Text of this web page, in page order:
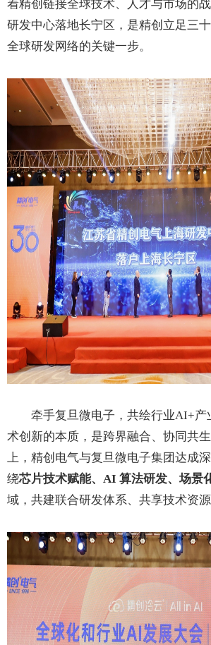
着精创链接全球技术、人才与市场的
研发中心落地长宁区，是精创立足三
全球研发网络的关键一步。
牵手复旦微电子，共绘行业AI+产
术创新的本质，是跨界融合、协同共
上，精创电气与复旦微电子集团达成
绕芯片技术赋能、AI 算法研发、场景
域，共建联合研发体系、共享技术资源